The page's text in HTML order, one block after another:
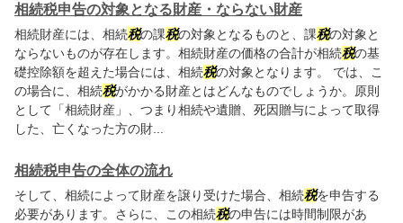
相続税申告の対象となる財産・ならない財産
相続財産には、相続税の課税の対象となるものと、課税の対象と
ならないものが存在します。相続財産の価格の合計が相続税の基
礎控除額を超えた場合には、相続税の対象となります。 では、こ
の場合に、相続税がかかる財産とはどんなものでしょうか。原則
として「相続財産」、つまり相続や遺贈、死因贈与によって取得
した、亡くなった方の財...
相続税申告の全体の流れ
そして、相続によって財産を譲り受けた場合、相続税を申告する
必要があります。さらに、この相続税の申告には時間制限があ